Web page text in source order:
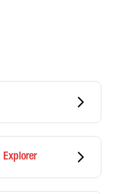
Explorer